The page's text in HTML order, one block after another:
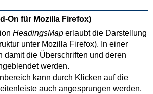
On für Mozilla Firefox)
HeadingsMap erlaubt die Darstellung
unter Mozilla Firefox). In einer
damit die Überschriften und deren
werden.
kann durch Klicken auf die
auch angesprungen werden.